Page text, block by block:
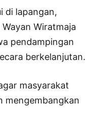
di lapangan,
Wiratmaja
pendampingan
berkelanjutan.
masyarakat
mengembangkan